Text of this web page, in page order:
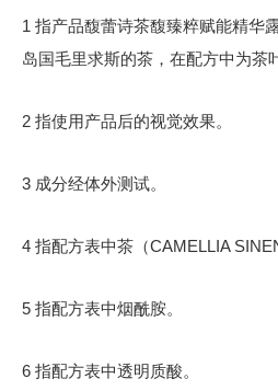
1 指产品馥蕾诗茶馥臻粹赋能精华
岛国毛里求斯的茶，在配方中为茶
2 指使用产品后的视觉效果。
3 成分经体外测试。
4 指配方表中茶（CAMELLIA
5 指配方表中烟酰胺。
6 指配方表中透明质酸。